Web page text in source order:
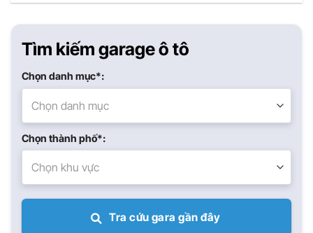
Tìm kiếm garage ô tô
Chọn danh mục*:
Chọn danh mục
Chọn thành phố*:
Chọn khu vực
Tra cứu gara gần đây